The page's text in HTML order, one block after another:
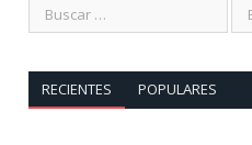
RECIENTES POPULARES